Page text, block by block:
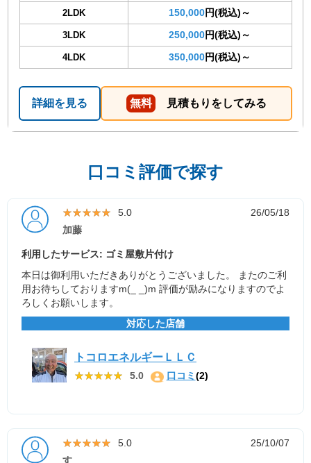
2LDK 150,000円(税込)～
3LDK 250,000円(税込)～
4LDK 350,000円(税込)～
詳細を見る 無料 見積もりをしてみる
口コミ評価で探す
★★★★★
★★★★★ 5.0
26/05/18
加藤
利用したサービス: ゴミ屋敷片付け
本日は御利用いただきありがとうございました。 またのご利
用お待ちしておりますm(_ _)m 評価が励みになりますのでよ
ろしくお願いします。
対応した店舗
トコロエネルギーＬＬＣ
★★★★★
★★★★★ 5.0 口コミ(2)
★★★★★
★★★★★ 5.0
25/10/07
す